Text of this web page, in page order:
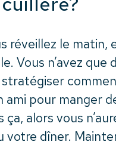
réveillez le matin,
Vous n’avez
ami pour manger
ça, alors vous
dîner.